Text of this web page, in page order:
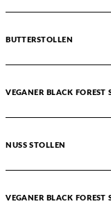
BUTTERSTOLLEN
VEGANER BLACK FOREST
NUSS STOLLEN
VEGANER BLACK FOREST